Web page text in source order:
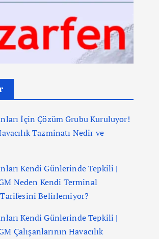
İçin Çözüm Grubu Kuruluyor!
Tazminatı Nedir ve
Kendi Günlerinde Tepkili |
Neden Kendi Terminal
Belirlemiyor?
Kendi Günlerinde Tepkili |
Çalışanlarının Havacılık